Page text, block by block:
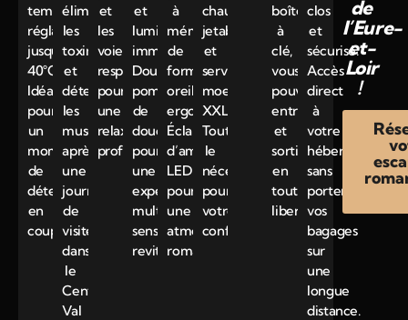
température
réglable
jusqu’à
40°C.
Idéale
pour
un
moment
de
détente
en
couple.
éliminer
les
toxines
et
détendre
les
muscles
après
une
journée
de
visite
dans
le
Centre-
Val
et
les
voies
respiratoires
pour
une
relaxation
profonde.
et
lumineux
immersifs.
Double
pommeau
de
douche
pour
une
expérience
multi-
sensorielle
revitalisante.
à
mémoire
de
forme,
oreillers
ergonomiques.
Éclairage
d’ambiance
LED
pour
une
atmosphère
romantique.
chaussons
jetables
et
serviettes
moelleuses
XXL.
Tout
le
nécessaire
pour
votre
confort.
boîte
à
clé,
vous
pouvez
entrer
et
sortir
en
toute
liberté.
clos
et
sécurisé.
Accès
direct
à
votre
hébergement
sans
porter
vos
bagages
sur
une
longue
distance.
de
l’Eure-
et-
Loir
!